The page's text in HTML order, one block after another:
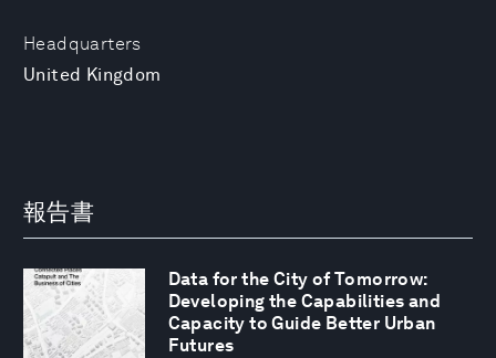
Headquarters
United Kingdom
報告書
Data for the City of Tomorrow:
Developing the Capabilities and
Capacity to Guide Better Urban
Futures